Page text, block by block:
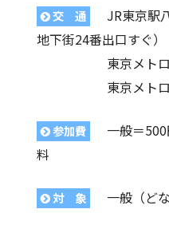
交 通
JR東京駅
地下街24番出口すぐ）
東京メトロ京
東京メトロ日本
参加費
一般＝500
料
対 象 一般（ど